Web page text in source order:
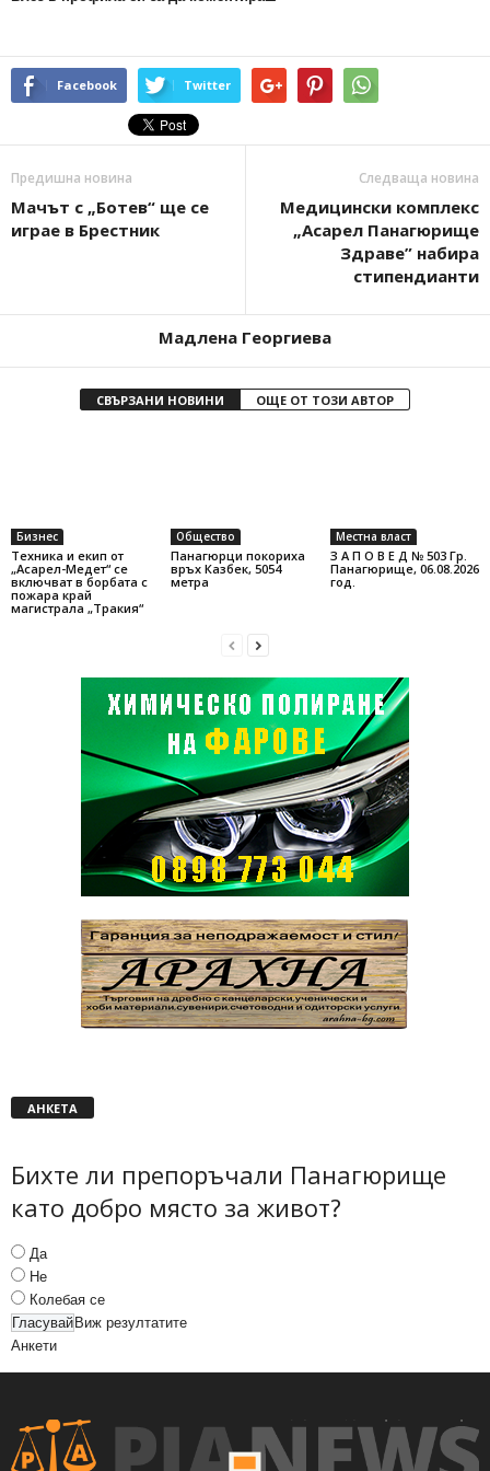
Facebook Twitter
Предишна новина
Мачът с „Ботев“ ще се
играе в Брестник
Следваща новина
Медицински комплекс
„Асарел Панагюрище
Здраве” набира
стипендианти
Мадлена Георгиева
СВЪРЗАНИ НОВИНИ ОЩЕ ОТ ТОЗИ АВТОР
Бизнес
Техника и екип от
„Асарел-Медет“ се
включват в борбата с
пожара край
магистрала „Тракия“
Общество
Панагюрци покориха
връх Казбек, 5054
метра
Местна власт
З А П О В Е Д № 503 Гр.
Панагюрище, 06.08.2026
год.
АНКЕТА
Бихте ли препоръчали Панагюрище
като добро място за живот?
Да
Не
Колебая се
Виж резултатите
Анкети